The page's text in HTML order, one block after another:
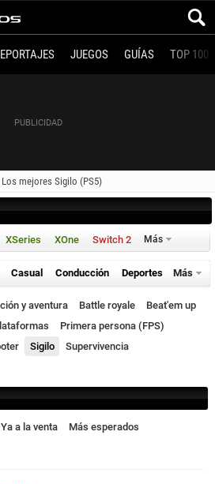
JUEGOS GUÍAS TOP 100
Los mejores Sigilo (PS5)
XSeries XOne Switch 2 Más
Casual Conducción Deportes Más
y aventura Battle royale
Beat'em up
Primera persona (FPS)
Sigilo
Supervivencia
Ya a la venta
Más esperados